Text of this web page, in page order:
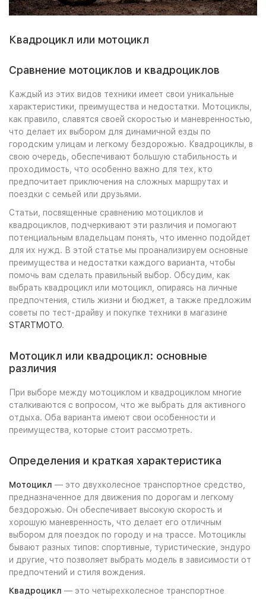
Квадроцикл или мотоцикл
Сравнение мотоциклов и квадроциклов
Каждый из этих видов техники имеет свои уникальные
характеристики, преимущества и недостатки. Мотоциклы,
как правило, славятся своей скоростью и маневренностью,
что делает их выбором для динамичной езды по
городским улицам и легкому бездорожью. Квадроциклы, в
свою очередь, обеспечивают большую стабильность и
проходимость, что особенно важно для тех, кто
предпочитает приключения на сложных маршрутах и
поездки с семьей или друзьями.
Статьи, посвященные сравнению мотоциклов и
квадроциклов, подчеркивают эти различия и помогают
потенциальным владельцам понять, что именно подойдет
для их нужд. В этой статье мы проанализируем основные
преимущества и недостатки каждого варианта, чтобы
помочь вам сделать правильный выбор. Обсудим, как
выбрать квадроцикл или мотоцикл, опираясь на личные
предпочтения, стиль жизни и бюджет, а также предложим
советы по тест-драйву и покупке техники в магазине
STARTMOTO.
Мотоцикл или квадроцикл: основные
различия
При выборе между мотоциклом и квадроциклом многие
сталкиваются с вопросом, что же выбрать для активного
отдыха. Оба варианта имеют свои особенности и
преимущества, которые стоит рассмотреть.
Определения и краткая характеристика
Мотоцикл — это двухколесное транспортное средство,
предназначенное для движения по дорогам и легкому
бездорожью. Он обеспечивает высокую скорость и
хорошую маневренность, что делает его отличным
выбором для поездок по городу и на трассе. Мотоциклы
бывают разных типов: спортивные, туристические, эндуро
и другие, что позволяет выбрать модель в зависимости от
предпочтений и стиля вождения.
Квадроцикл — это четырехколесное транспортное